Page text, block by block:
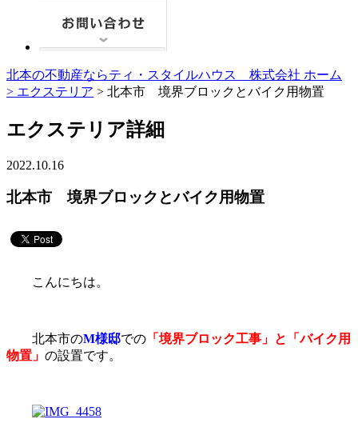
北本の不動産ならティ・スタイルハウス 株式会社 ホーム
> エクステリア > 北本市 境界ブロックとバイク用物置
エクステリア詳細
2022.10.16
北本市 境界ブロックとバイク用物置
こんにちは。
北本市のM様邸での 「境界ブロック工事」と「バイク用
物置」 の設置です。